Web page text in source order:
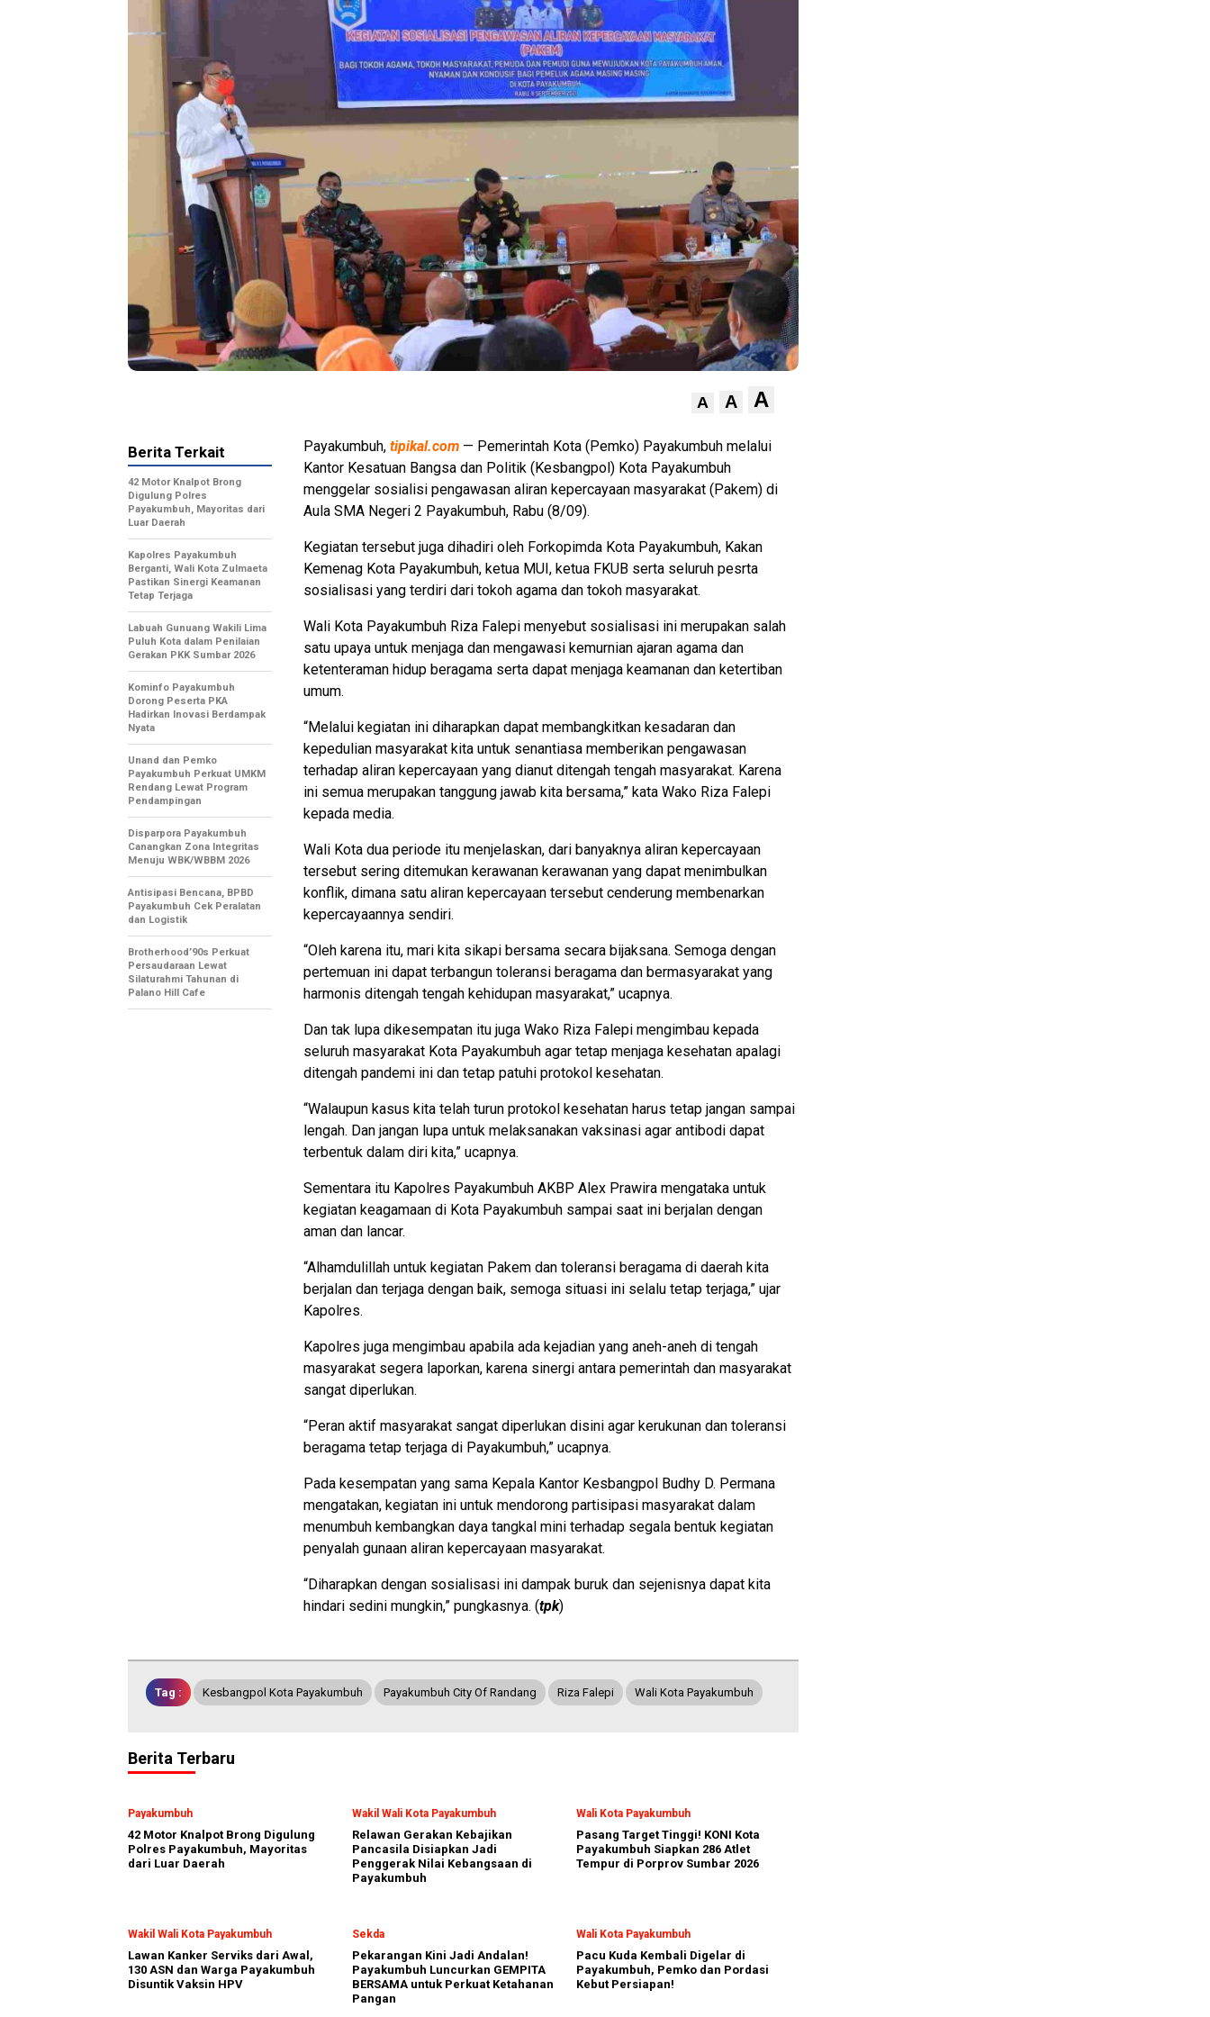
A A A
Payakumbuh, tipikal.com — Pemerintah Kota (Pemko) Payakumbuh melalui
Kantor Kesatuan Bangsa dan Politik (Kesbangpol) Kota Payakumbuh
menggelar sosialisi pengawasan aliran kepercayaan masyarakat (Pakem) di
Aula SMA Negeri 2 Payakumbuh, Rabu (8/09).
Kegiatan tersebut juga dihadiri oleh Forkopimda Kota Payakumbuh, Kakan
Kemenag Kota Payakumbuh, ketua MUI, ketua FKUB serta seluruh pesrta
sosialisasi yang terdiri dari tokoh agama dan tokoh masyarakat.
Wali Kota Payakumbuh Riza Falepi menyebut sosialisasi ini merupakan salah
satu upaya untuk menjaga dan mengawasi kemurnian ajaran agama dan
ketenteraman hidup beragama serta dapat menjaga keamanan dan ketertiban
umum.
“Melalui kegiatan ini diharapkan dapat membangkitkan kesadaran dan
kepedulian masyarakat kita untuk senantiasa memberikan pengawasan
terhadap aliran kepercayaan yang dianut ditengah tengah masyarakat. Karena
ini semua merupakan tanggung jawab kita bersama,” kata Wako Riza Falepi
kepada media.
Wali Kota dua periode itu menjelaskan, dari banyaknya aliran kepercayaan
tersebut sering ditemukan kerawanan kerawanan yang dapat menimbulkan
konflik, dimana satu aliran kepercayaan tersebut cenderung membenarkan
kepercayaannya sendiri.
“Oleh karena itu, mari kita sikapi bersama secara bijaksana. Semoga dengan
pertemuan ini dapat terbangun toleransi beragama dan bermasyarakat yang
harmonis ditengah tengah kehidupan masyarakat,” ucapnya.
Dan tak lupa dikesempatan itu juga Wako Riza Falepi mengimbau kepada
seluruh masyarakat Kota Payakumbuh agar tetap menjaga kesehatan apalagi
ditengah pandemi ini dan tetap patuhi protokol kesehatan.
“Walaupun kasus kita telah turun protokol kesehatan harus tetap jangan sampai
lengah. Dan jangan lupa untuk melaksanakan vaksinasi agar antibodi dapat
terbentuk dalam diri kita,” ucapnya.
Sementara itu Kapolres Payakumbuh AKBP Alex Prawira mengataka untuk
kegiatan keagamaan di Kota Payakumbuh sampai saat ini berjalan dengan
aman dan lancar.
“Alhamdulillah untuk kegiatan Pakem dan toleransi beragama di daerah kita
berjalan dan terjaga dengan baik, semoga situasi ini selalu tetap terjaga,” ujar
Kapolres.
Kapolres juga mengimbau apabila ada kejadian yang aneh-aneh di tengah
masyarakat segera laporkan, karena sinergi antara pemerintah dan masyarakat
sangat diperlukan.
“Peran aktif masyarakat sangat diperlukan disini agar kerukunan dan toleransi
beragama tetap terjaga di Payakumbuh,” ucapnya.
Pada kesempatan yang sama Kepala Kantor Kesbangpol Budhy D. Permana
mengatakan, kegiatan ini untuk mendorong partisipasi masyarakat dalam
menumbuh kembangkan daya tangkal mini terhadap segala bentuk kegiatan
penyalah gunaan aliran kepercayaan masyarakat.
“Diharapkan dengan sosialisasi ini dampak buruk dan sejenisnya dapat kita
hindari sedini mungkin,” pungkasnya. (tpk)
Berita Terkait
42 Motor Knalpot Brong
Digulung Polres
Payakumbuh, Mayoritas dari
Luar Daerah
Kapolres Payakumbuh
Berganti, Wali Kota Zulmaeta
Pastikan Sinergi Keamanan
Tetap Terjaga
Labuah Gunuang Wakili Lima
Puluh Kota dalam Penilaian
Gerakan PKK Sumbar 2026
Kominfo Payakumbuh
Dorong Peserta PKA
Hadirkan Inovasi Berdampak
Nyata
Unand dan Pemko
Payakumbuh Perkuat UMKM
Rendang Lewat Program
Pendampingan
Disparpora Payakumbuh
Canangkan Zona Integritas
Menuju WBK/WBBM 2026
Antisipasi Bencana, BPBD
Payakumbuh Cek Peralatan
dan Logistik
Brotherhood’90s Perkuat
Persaudaraan Lewat
Silaturahmi Tahunan di
Palano Hill Cafe
Tag : Kesbangpol Kota Payakumbuh Payakumbuh City Of Randang Riza Falepi Wali Kota Payakumbuh
Berita Terbaru
Payakumbuh
42 Motor Knalpot Brong Digulung
Polres Payakumbuh, Mayoritas
dari Luar Daerah
Wakil Wali Kota Payakumbuh
Relawan Gerakan Kebajikan
Pancasila Disiapkan Jadi
Penggerak Nilai Kebangsaan di
Payakumbuh
Wali Kota Payakumbuh
Pasang Target Tinggi! KONI Kota
Payakumbuh Siapkan 286 Atlet
Tempur di Porprov Sumbar 2026
Wakil Wali Kota Payakumbuh
Lawan Kanker Serviks dari Awal,
130 ASN dan Warga Payakumbuh
Disuntik Vaksin HPV
Sekda
Pekarangan Kini Jadi Andalan!
Payakumbuh Luncurkan GEMPITA
BERSAMA untuk Perkuat Ketahanan
Pangan
Wali Kota Payakumbuh
Pacu Kuda Kembali Digelar di
Payakumbuh, Pemko dan Pordasi
Kebut Persiapan!